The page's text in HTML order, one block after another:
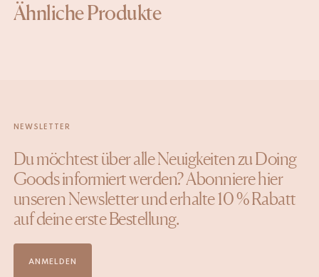
Ähnliche Produkte
NEWSLETTER
Du möchtest über alle Neuigkeiten zu Doing
Goods informiert werden? Abonniere hier
unseren Newsletter und erhalte 10 % Rabatt
auf deine erste Bestellung.
ANMELDEN